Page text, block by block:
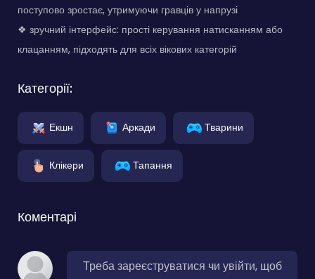
поступово зростає, утримуючи гравців у напрузі
❖ зручний інтерфейс: прості керування натисканням або
клацанням, підходять для всіх вікових категорій
Категорії:
Екшн Аркади Тварини
Клікери Тапання
Коментарі
Треба зареєструватися чи увійти, щоб